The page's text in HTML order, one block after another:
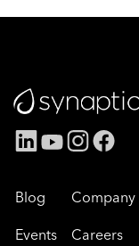
Blog
Events
Company
Careers